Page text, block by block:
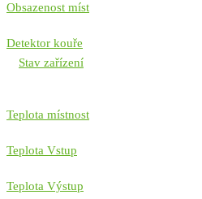
Obsazenost míst
Detektor kouře
Stav zařízení
Teplota místnost
Teplota Vstup
Teplota Výstup